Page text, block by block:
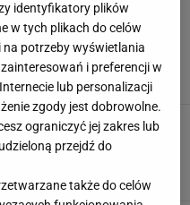
- ten futrzany
to idealny dodatek za
PODUSZKI
to synonim wiosny - w
za mniej niż 20 zł
identyfikatory plików
w tych plikach do celów
potrzeby wyświetlania
i preferencji w
lub personalizacji
zgody jest dobrowolne.
ograniczyć jej zakres lub
przejdź do
także do celów